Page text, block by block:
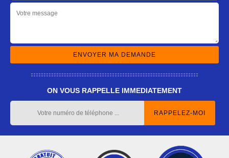
ON VOUS RAPPELLE IMMEDIATEMENT